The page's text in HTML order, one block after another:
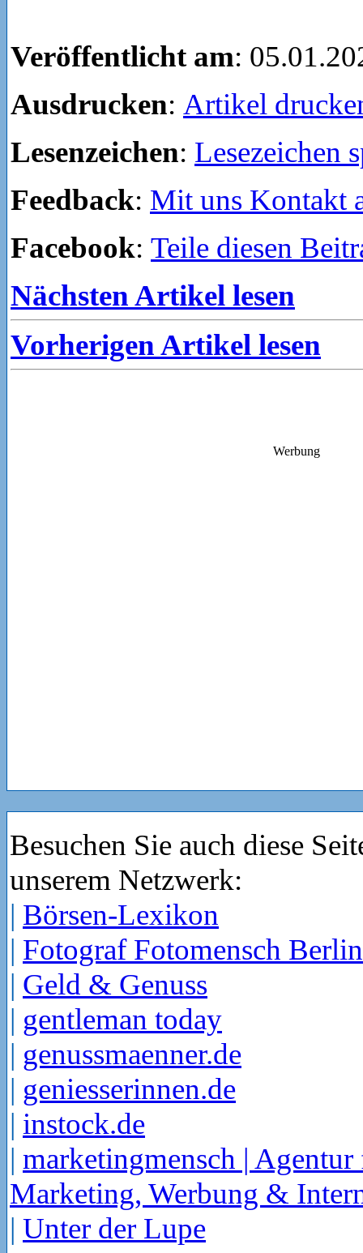
Veröffentlicht am:
Ausdrucken: Artikel
Lesenzeichen: Lesezeichen
Feedback: Mit uns Kontakt
Facebook: Teile diesen
Nächsten Artikel lesen
Vorherigen Artikel lesen
Werbung
Besuchen Sie auch diese
unserem Netzwerk:
| Börsen-Lexikon
| Fotograf Fotomensch Berlin
| Geld & Genuss
| gentleman today
| genussmaenner.de
| geniesserinnen.de
| instock.de
| marketingmensch | Agentur
Marketing, Werbung &
| Unter der Lupe